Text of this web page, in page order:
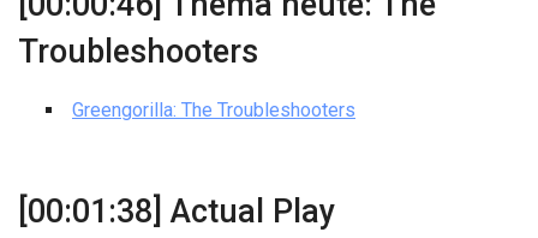
Troubleshooters
Greengorilla: The Troubleshooters
[00:01:38] Actual Play